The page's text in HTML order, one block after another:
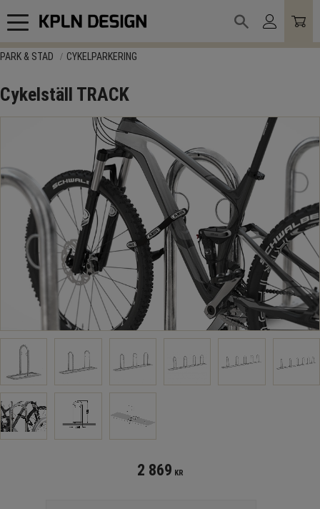
Meny
PARK & STAD CYKELPARKERING
Cykelställ TRACK
2 869 KR